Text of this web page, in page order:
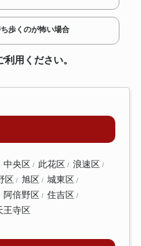
歩くのが怖い場合
用ください。
中央区 此花区
浪速区
区 旭区
城東区
阿倍野区
住吉区
王寺区